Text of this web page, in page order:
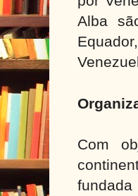
Alba
Com